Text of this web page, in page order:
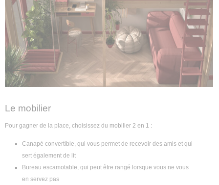
Le mobilier
Pour gagner de la place, choisissez du mobilier 2 en 1 :
Canapé convertible, qui vous permet de recevoir des amis et qui
sert également de lit
Bureau escamotable, qui peut être rangé lorsque vous ne vous
en servez pas